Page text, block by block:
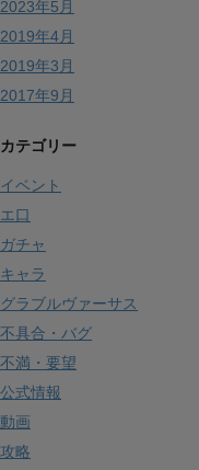
2023年5月
2019年4月
2019年3月
2017年9月
カテゴリー
イベント
エ口
ガチャ
キャラ
グラブルヴァーサス
不具合・バグ
不満・要望
公式情報
動画
攻略